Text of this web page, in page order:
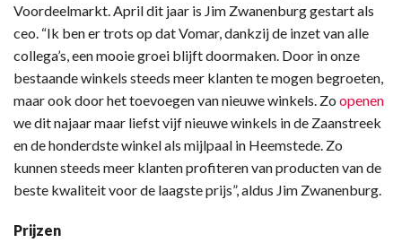
Voordeelmarkt. April dit jaar is Jim Zwanenburg gestart als
ceo. “Ik ben er trots op dat Vomar, dankzij de inzet van alle
collega’s, een mooie groei blijft doormaken. Door in onze
bestaande winkels steeds meer klanten te mogen begroeten,
maar ook door het toevoegen van nieuwe winkels. Zo openen
we dit najaar maar liefst vijf nieuwe winkels in de Zaanstreek
en de honderdste winkel als mijlpaal in Heemstede. Zo
kunnen steeds meer klanten profiteren van producten van de
beste kwaliteit voor de laagste prijs”, aldus Jim Zwanenburg.
Prijzen